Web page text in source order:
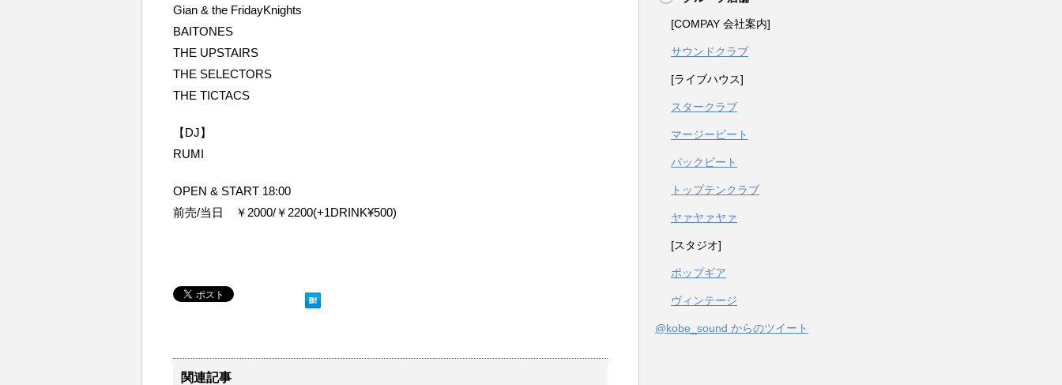
Gian & the FridayKnights
BAITONES
THE UPSTAIRS
THE SELECTORS
THE TICTACS
【DJ】
RUMI
OPEN & START 18:00
前売/当日 ￥2000/￥2200(+1DRINK¥500)
関連記事
[COMPAY 会社案内]
サウンドクラブ
[ライブハウス]
スタークラブ
マージービート
バックビート
トップテンクラブ
ヤァヤァヤァ
[スタジオ]
ポップギア
ヴィンテージ
@kobe_sound からのツイート